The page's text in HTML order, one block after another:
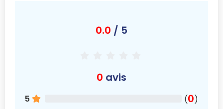
0.0 / 5
0 avis
5 (0)